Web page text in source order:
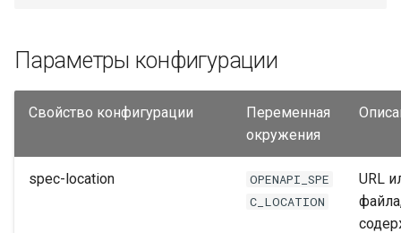
Обработка ошибок
Рекомендации по
использованию и
Параметры конфигурации
Свойство конфигурации
Переменная
окружения
spec-location
OPENAPI_SPE
C_LOCATION
URL